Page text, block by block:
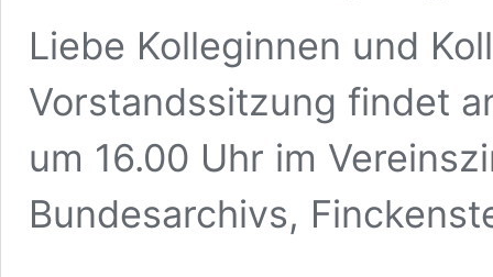
Liebe Kolleginnen und
Vorstandssitzung findet
um 16.00 Uhr im
Bundesarchivs,